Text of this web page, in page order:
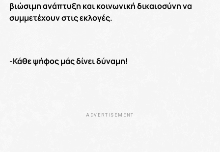
βιώσιμη ανάπτυξη και κοινωνική δικαιοσύνη να
συμμετέχουν στις εκλογές.
-Κάθε ψήφος μάς δίνει δύναμη!
ADVERTISEMENT